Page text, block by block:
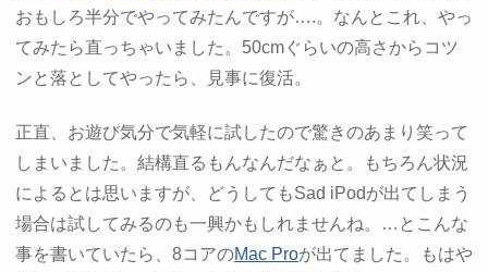
おもしろ半分でやってみたんですが….。なんとこれ、やっ
てみたら直っちゃいました。50cmぐらいの高さからコツ
ンと落としてやったら、見事に復活。
正直、お遊び気分で気軽に試したので驚きのあまり笑って
しまいました。結構直るもんなんだなぁと。もちろん状況
によるとは思いますが、どうしてもSad iPodが出てしまう
場合は試してみるのも一興かもしれませんね。…とこんな
事を書いていたら、8コアのMac Proが出てました。もはや